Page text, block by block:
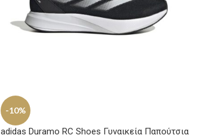
-10%
adidas Duramo RC Shoes Γυναικεία Παπούτσια